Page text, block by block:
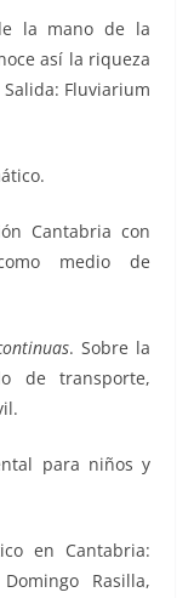
la mano de la
así la riqueza
Fluviarium
Cantabria con
medio de
. Sobre la
de transporte,
para niños y
en Cantabria:
Rasilla,